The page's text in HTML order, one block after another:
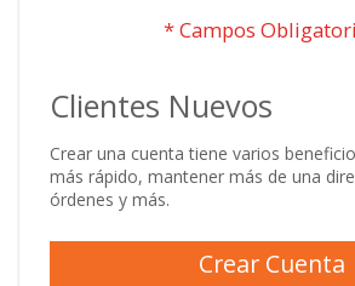
Clientes Nuevos
Crear una cuenta tiene varios
más rápido, mantener más de una
órdenes y más.
Crear Cuenta